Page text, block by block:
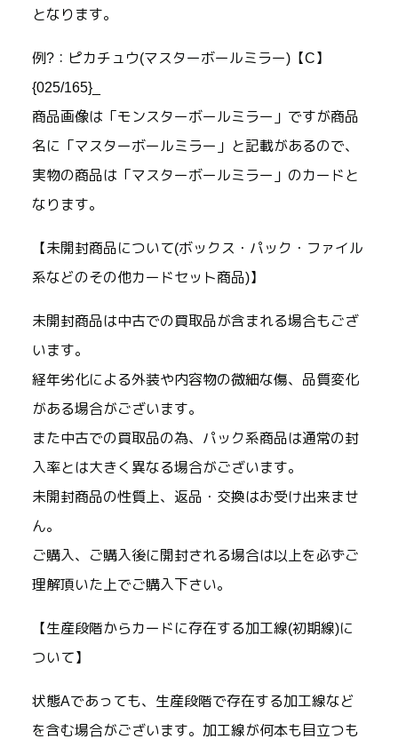
となります。
例?：ピカチュウ(マスターボールミラー)【C】
{025/165}_
商品画像は「モンスターボールミラー」ですが商品
名に「マスターボールミラー」と記載があるので、
実物の商品は「マスターボールミラー」のカードと
なります。
【未開封商品について(ボックス・パック・ファイル
系などのその他カードセット商品)】
未開封商品は中古での買取品が含まれる場合もござ
います。
経年劣化による外装や内容物の微細な傷、品質変化
がある場合がございます。
また中古での買取品の為、パック系商品は通常の封
入率とは大きく異なる場合がございます。
未開封商品の性質上、返品・交換はお受け出来ませ
ん。
ご購入、ご購入後に開封される場合は以上を必ずご
理解頂いた上でご購入下さい。
【生産段階からカードに存在する加工線(初期線)に
ついて】
状態Aであっても、生産段階で存在する加工線など
を含む場合がございます。加工線が何本も目立つも